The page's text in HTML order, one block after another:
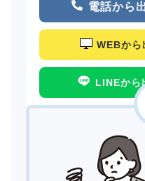
電話から
WEBから
LINEから